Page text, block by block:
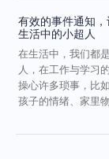
有效的事件通知
生活中的小超人
在生活中，我们都
人，在工作与学习
操心许多琐事，比
孩子的情绪、家里